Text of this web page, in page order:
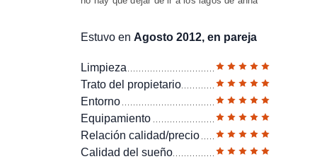
Estuvo en Agosto 2012, en pareja
Limpieza
Trato del propietario
Entorno
Equipamiento
Relación calidad/precio
Calidad del sueño